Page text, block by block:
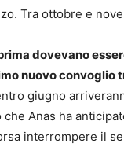
Tra ottobre e
dovevano
nuovo convoglio
giugno
Anas ha
interrompere il